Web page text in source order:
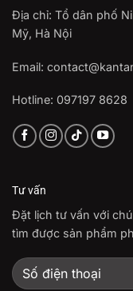
Địa chỉ: Tổ dân phố
Mỹ, Hà Nội
Email:
Hotline: 097197 8628
Tư vấn
Đặt lịch tư vấn với
tìm được sản phẩm